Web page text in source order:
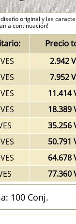
original y las
a continuación!
Precio
2.942
7.952
11.414
18.389
35.256
50.791
64.678
77.360
100 Conj.